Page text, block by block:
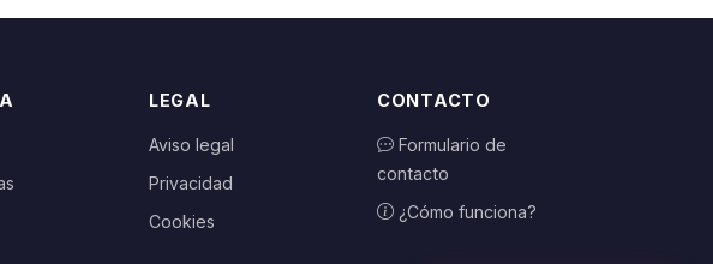
LEGAL
Aviso legal
Privacidad
Cookies
CONTACTO
Formulario de
contacto
¿Cómo funciona?